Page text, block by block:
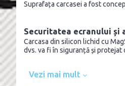
Suprafața carcasei a fost
Securitatea ecranului și
Carcasa din silicon lichid cu
dvs. va fi în siguranță și protejat
Vezi mai mult